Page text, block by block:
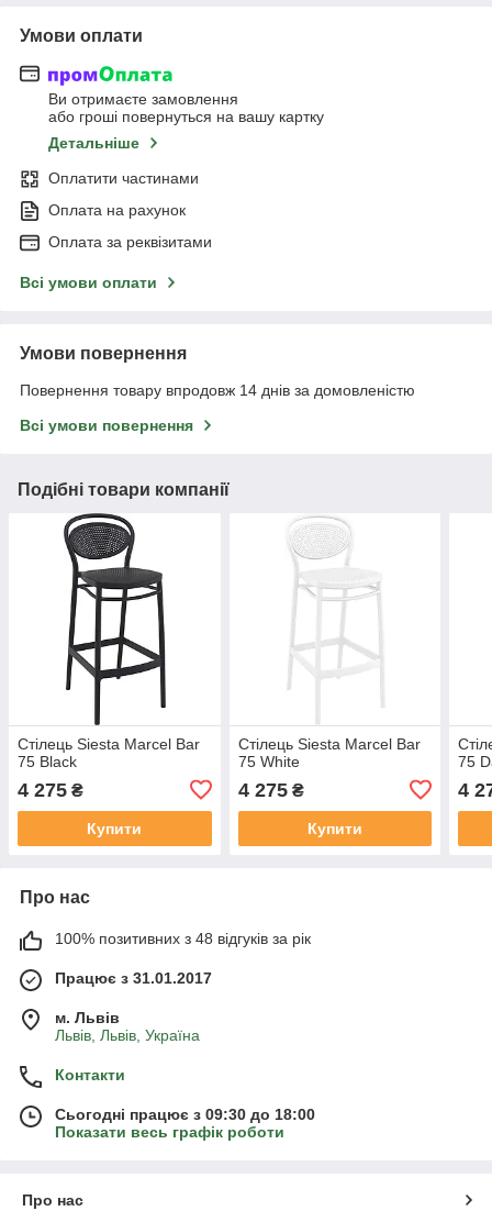
Умови оплати
Ви отримаєте замовлення
або гроші повернуться на вашу картку
Детальніше
Оплатити частинами
Оплата на рахунок
Оплата за реквізитами
Всі умови оплати
Умови повернення
Повернення товару впродовж 14 днів за домовленістю
Всі умови повернення
Подібні товари компанії
Стілець Siesta Marcel Bar
75 Black
4 275 ₴
Купити
Стілець Siesta Marcel Bar
75 White
4 275₴
Купити
75
4
Про нас
100% позитивних з 48 відгуків за рік
Працює з 31.01.2017
м. Львів
Львів, Львів, Україна
Контакти
Сьогодні працює з 09:30 до 18:00
Показати весь графік роботи
Про нас